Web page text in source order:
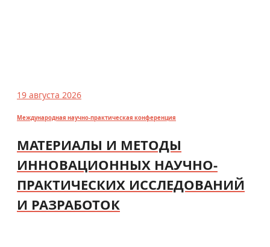
19 августа 2026
Международная научно-практическая конференция
МАТЕРИАЛЫ И МЕТОДЫ
ИННОВАЦИОННЫХ НАУЧНО-
ПРАКТИЧЕСКИХ ИССЛЕДОВАНИЙ
И РАЗРАБОТОК